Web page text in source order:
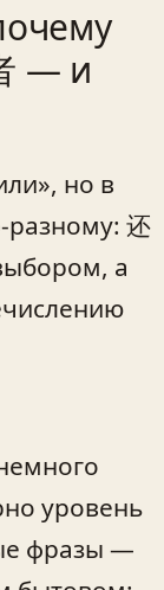
— и
но в
还
а
уровень
фразы —